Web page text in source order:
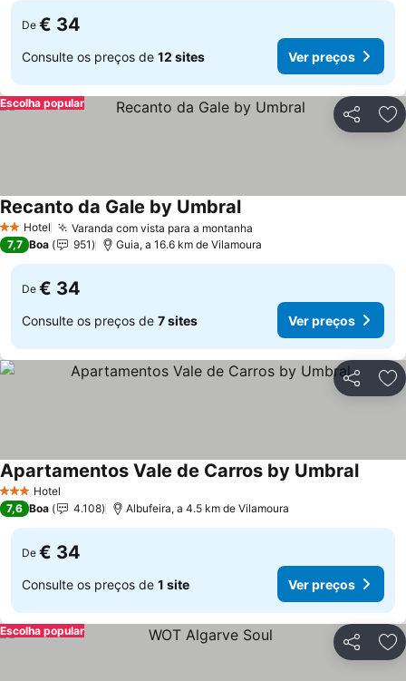
De € 34
Consulte os preços de 12 sites Ver preços
Partilhar
Escolha popular
2 Estrelas
Hotel Varanda com vista para a montanha
Recanto da Gale by UmbralVer preços
7,7 Boa 951 Guia, a 16.6 km de Vilamoura
De € 34
Consulte os preços de 7 sites Ver preços
Partilhar
3 EstrelasHotel
Apartamentos Vale de Carros by UmbralVer
7,6 Boa 4.108 Albufeira, a 4.5 km de Vilamoura
De € 34
Consulte os preços de 1 site Ver preços
Partilhar
Escolha popular